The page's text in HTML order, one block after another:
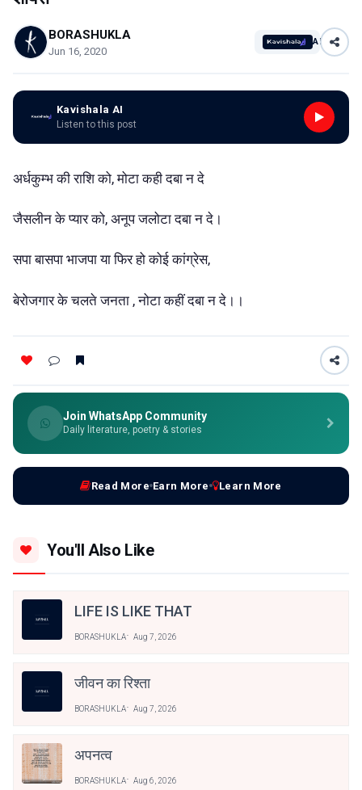
BORASHUKLA
Jun 16, 2020
AI
Kavishala AI
Listen to this post
अर्धकुम्भ की राशि को, मोटा कही दबा न दे
जैसलीन के प्यार को, अनूप जलोटा दबा न दे।
सपा बासपा भाजपा या फिर हो कोई कांग्रेस,
बेरोजगार के चलते जनता , नोटा कहीं दबा न दे।।
Join WhatsApp Community
Daily literature, poetry & stories
Read More Earn More Learn More
You'll Also Like
LIFE IS LIKE THAT
BORASHUKLA Aug 7, 2026
जीवन का रिश्ता
BORASHUKLA Aug 7, 2026
अपनत्व
BORASHUKLA Aug 6, 2026